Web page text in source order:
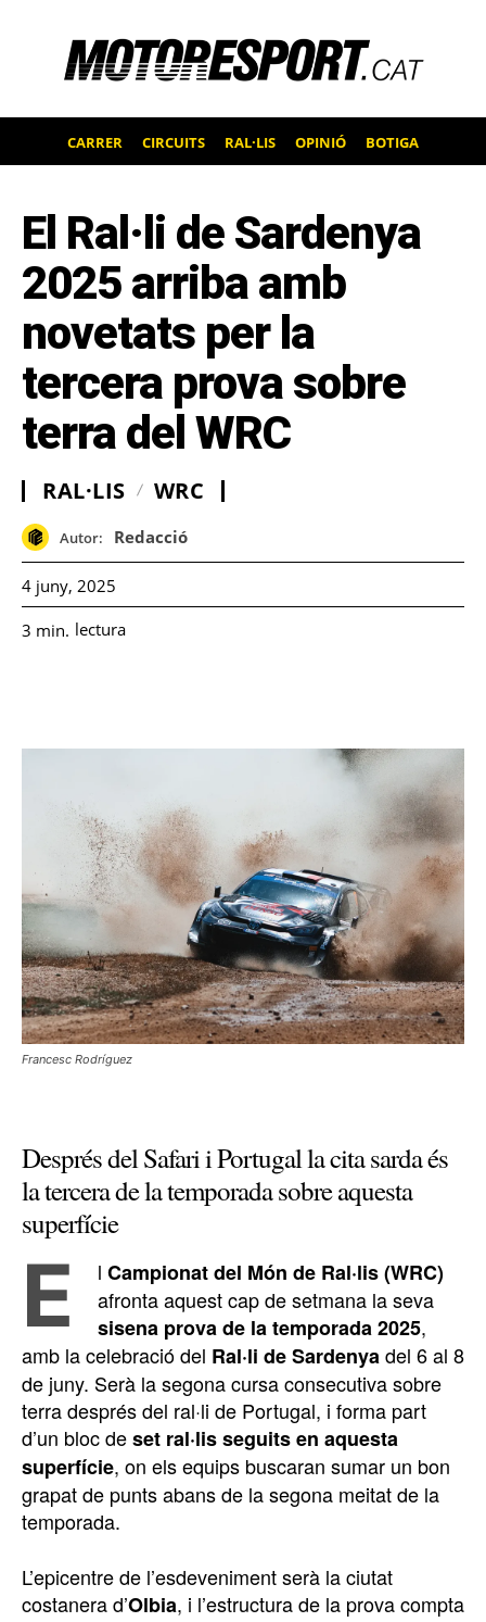
CARRER CIRCUITS RAL·LIS OPINIÓ BOTIGA
El Ral·li de Sardenya
2025 arriba amb
novetats per la
tercera prova sobre
terra del WRC
RAL·LIS WRC
Autor: Redacció
4 juny, 2025
3 min. lectura
Francesc Rodríguez
Després del Safari i Portugal la cita sarda és
la tercera de la temporada sobre aquesta
superfície
E l Campionat del Món de Ral·lis (WRC)
afronta aquest cap de setmana la seva
sisena prova de la temporada 2025,
amb la celebració del Ral·li de Sardenyadel 6 al 8
de juny. Serà la segona cursa consecutiva sobre
terra després del ral·li de Portugal, i forma part
d’un bloc deset ral·lis seguits en aquesta
superfície, on els equips buscaran sumar un bon
grapat de punts abans de la segona meitat de la
temporada.
L’epicentre de l’esdeveniment serà la ciutat
costanera d’Olbia, i l’estructura de la prova compta